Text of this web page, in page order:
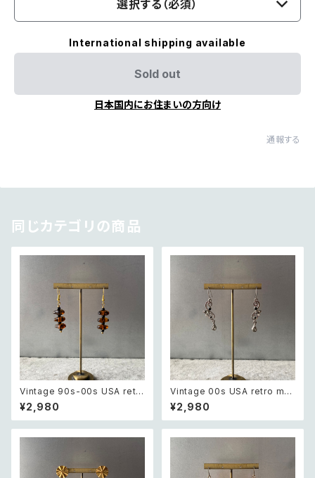
選択する（必須）
International shipping available
Sold out
日本国内にお住まいの方向け
通報する
同じカテゴリの商品
Vintage 90s-00s USA retr
o amber color beads pierc
e レトロ アメリカ ヴィンテージ
アクセサリー 琥珀色 ビーズ ピ
¥2,980
Vintage 00s USA retro mo
notone bijou classical des
ign pierce レトロ アメリカ ヴ
ィンテージ アクセサリー モノト
¥2,980